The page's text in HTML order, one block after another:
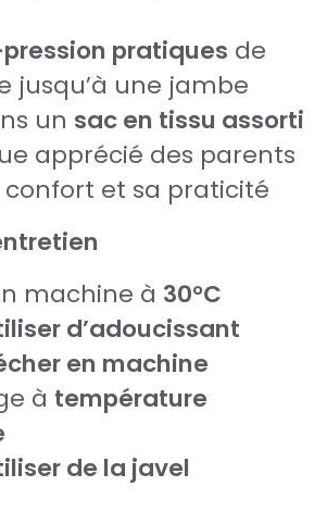
pratiques de
jusqu’à une jambe
un sac en tissu assorti
apprécié des parents
confort et sa praticité
machine à 30°C
d’adoucissant
en machine
à température
de la javel